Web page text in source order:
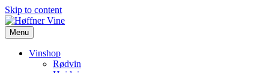
Skip to content
Menu
Vinshop
Rødvin